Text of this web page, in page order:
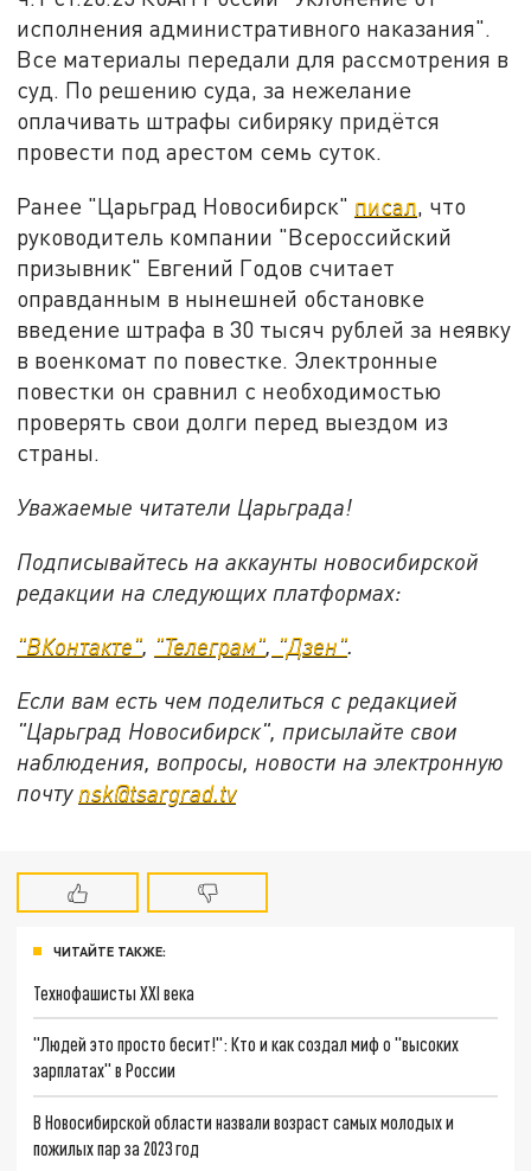
исполнения административного наказания".
Все материалы передали для рассмотрения в
суд. По решению суда, за нежелание
оплачивать штрафы сибиряку придётся
провести под арестом семь суток.
Ранее "Царьград Новосибирск" писал, что
руководитель компании "Всероссийский
призывник" Евгений Годов считает
оправданным в нынешней обстановке
введение штрафа в 30 тысяч рублей за неявку
в военкомат по повестке. Электронные
повестки он сравнил с необходимостью
проверять свои долги перед выездом из
страны.
Уважаемые читатели Царьграда!
Подписывайтесь на аккаунты новосибирской
редакции на следующих платформах:
"ВКонтакте", "Телеграм", "Дзен".
Если вам есть чем поделиться с редакцией
"Царьград Новосибирск", присылайте свои
наблюдения, вопросы, новости на электронную
почту nsk@tsargrad.tv
ЧИТАЙТЕ ТАКЖЕ:
Технофашисты XXI века
"Людей это просто бесит!": Кто и как создал миф о "высоких
зарплатах" в России
В Новосибирской области назвали возраст самых молодых и
пожилых пар за 2023 год